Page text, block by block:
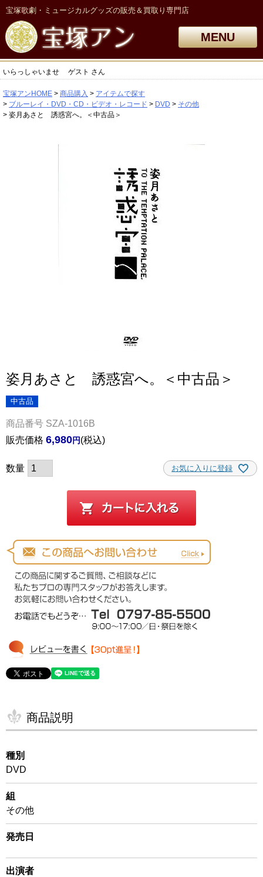
宝塚歌劇・ミュージカルグッズの販売＆買取り専門店
MENU
いらっしゃいませ ゲスト さん
宝塚アンHOME 商品購入
アイテムで探す
ブルーレイ・DVD・CD・ビデオ・レコード
DVD
その他
姿月あさと 誘惑宮へ。＜中古品＞
姿月あさと 誘惑宮へ。＜中古品＞
中古品
商品番号 SZA-1016B
販売価格 6,980 税込
お気に入りに登録
商品説明
種別
DVD
組
その他
発売日
出演者